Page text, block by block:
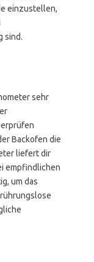
einzustellen,
sind.
sehr
Backofen die
liefert dir
empfindlichen
um das